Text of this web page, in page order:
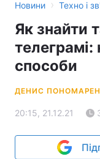
Новини › Техно і
Як знайти
способи
ДЕНИС
20:15, 21.12.21